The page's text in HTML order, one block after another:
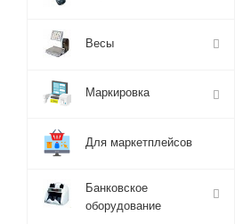
Весы
Маркировка
Для маркетплейсов
Банковское
оборудование